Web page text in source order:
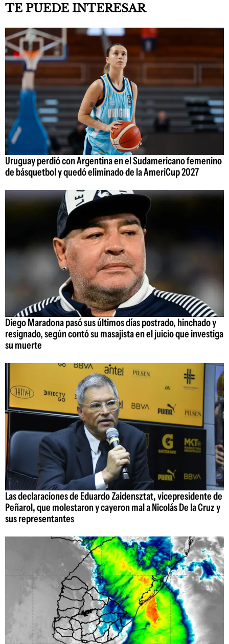
TE PUEDE INTERESAR
Uruguay perdió con Argentina en el Sudamericano femenino
de básquetbol y quedó eliminado de la AmeriCup 2027
Diego Maradona pasó sus últimos días postrado, hinchado y
resignado, según contó su masajista en el juicio que investiga
su muerte
Las declaraciones de Eduardo Zaidensztat, vicepresidente de
Peñarol, que molestaron y cayeron mal a Nicolás De la Cruz y
sus representantes